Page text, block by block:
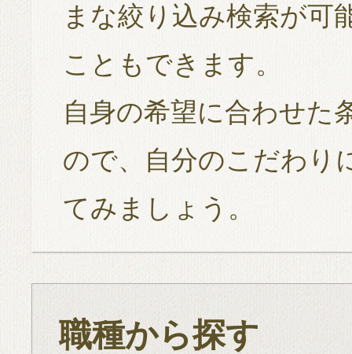
まな絞り込み検索が可
こともできます。
自身の希望に合わせた
ので、自分のこだわり
てみましょう。
職種から探す